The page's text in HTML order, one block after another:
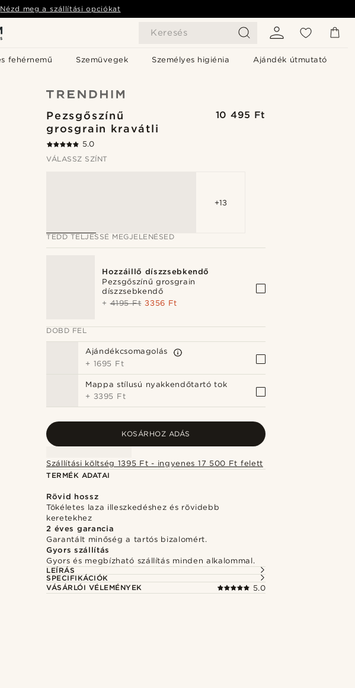
Keresés
fehérnemű Szemüvegek Személyes higiénia Ajándék útmutató
Nézd meg a szállítási opciókat
Pezsgőszínű
grosgrain kravátli
10 495 Ft
5.0
VÁLASSZ SZÍNT
+13
TEDD TELJESSÉ MEGJELENÉSED
Hozzáillő díszzsebkendő
Pezsgőszínű grosgrain
díszzsebkendő
+4195 Ft 3356 Ft
DOBD FEL
Ajándékcsomagolás
+ 1695 Ft
Mappa stílusú nyakkendőtartó tok
+ 3395 Ft
KOSÁRHOZ ADÁS
Szállítási költség 1395 Ft - ingyenes 17 500 Ft felett
TERMÉK ADATAI
Rövid hossz
Tökéletes laza illeszkedéshez és rövidebb
keretekhez
2 éves garancia
Garantált minőség a tartós bizalomért.
Gyors szállítás
Gyors és megbízható szállítás minden alkalommal.
LEÍRÁS
SPECIFIKÁCIÓK
VÁSÁRLÓI VÉLEMÉNYEK
5.0